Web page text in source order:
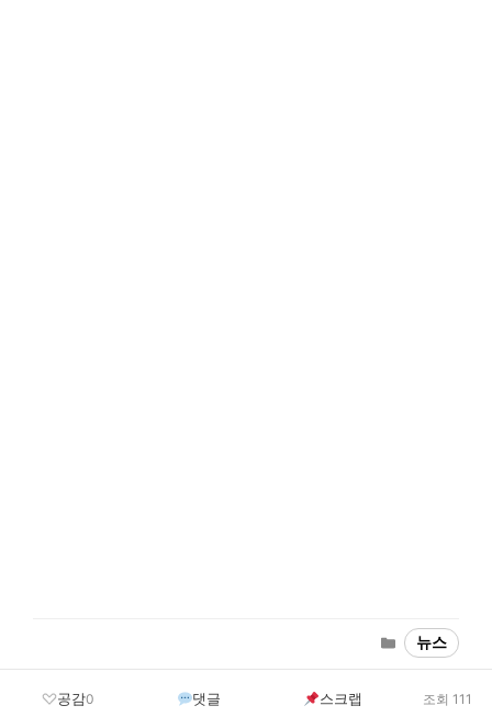
Categories
뉴스
공감0 댓글 스크랩 조회 111